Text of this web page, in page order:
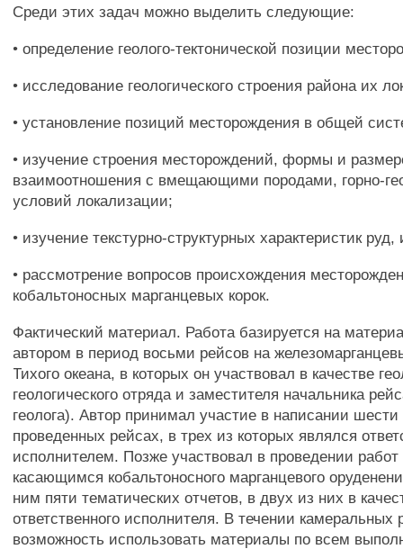
Среди этих задач можно выделить следующие:
• определение геолого-тектонической позиции
• исследование геологического строения района их
• установление позиций месторождения в общей
• изучение строения месторождений, формы и
взаимоотношения с вмещающими породами, горно-
условий локализации;
• изучение текстурно-структурных характеристик руд,
• рассмотрение вопросов происхождения
кобальтоносных марганцевых корок.
Фактический материал. Работа базируется на
автором в период восьми рейсов на
Тихого океана, в которых он участвовал в качестве
геологического отряда и заместителя начальника
геолога). Автор принимал участие в написании шести
проведенных рейсах, в трех из которых являлся
исполнителем. Позже участвовал в проведении
касающимся кобальтоносного марганцевого
ним пяти тематических отчетов, в двух из них в
ответственного исполнителя. В течении камеральных
возможность использовать материалы по всем